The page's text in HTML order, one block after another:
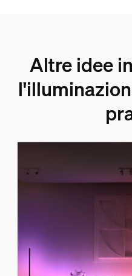
Altre idee